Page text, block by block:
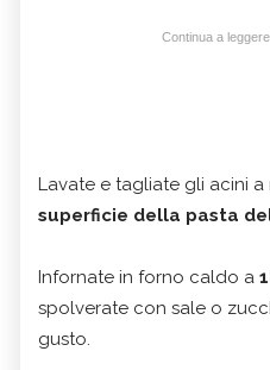
Continua a
Lavate e tagliate gli acini a
superficie della pasta
Infornate in forno caldo a
spolverate con sale o
gusto.